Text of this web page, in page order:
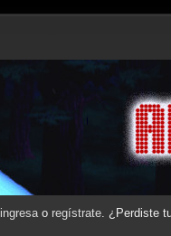
ingresao regístrate. ¿Perdiste